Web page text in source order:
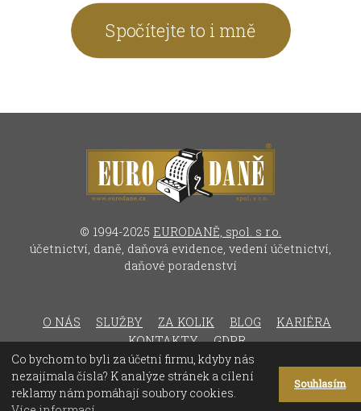
Co bychom to byli za účetní firmu, kdyby nás
nezajímala čísla? K analýze stránek a cílení
reklamy nám pomáhají soubory cookies.
Souhlasím
Spočítejte to i mně
© 1994-2025 EURODANĚ, spol. s r.o.
účetnictví, daně, daňová evidence, vedení účetnictví,
daňové poradenství
O NÁS SLUŽBY ZA KOLIK BLOG
KARIÉRA
KONTAKTY
GDPR